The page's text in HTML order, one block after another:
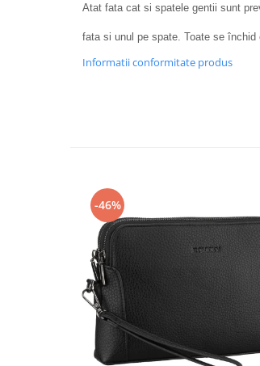
Atat fata cat si spatele gentii sunt
fata si unul pe spate. Toate se închid
Informatii conformitate produs
-46%